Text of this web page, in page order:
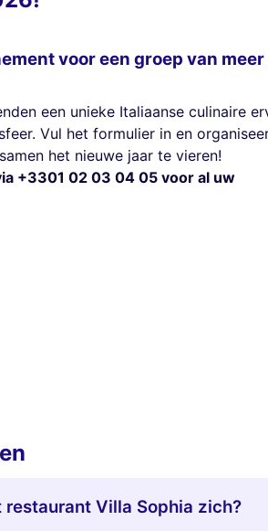
voor een groep van meer
een unieke Italiaanse culinaire
Vul het formulier in en
het nieuwe jaar te vieren!
+3301 02 03 04 05 voor al uw
Villa Sophia zich?